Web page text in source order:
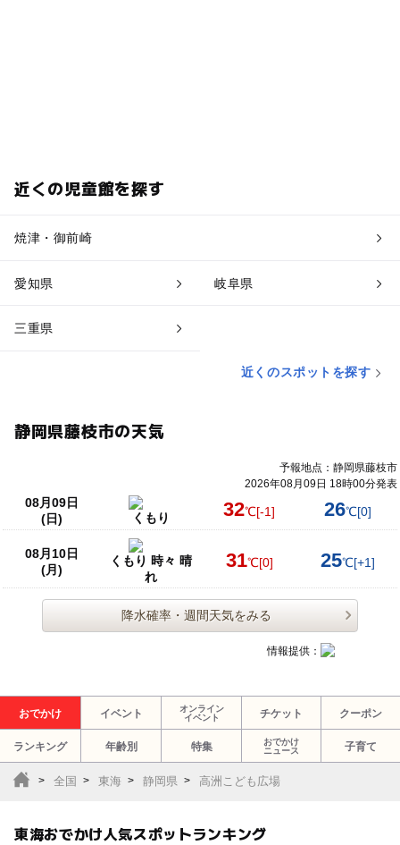
近くの児童館を探す
焼津・御前崎
愛知県 岐阜県
三重県
近くのスポットを探す
静岡県藤枝市の天気
予報地点：静岡県藤枝市
2026年08月09日 18時00分発表
08月09日
(日)
くもり 32℃[-1] 26℃[0]
08月10日
(月)
くもり 時々 晴
れ
31℃[0] 25℃[+1]
降水確率・週間天気をみる
情報提供：
おでかけ イベント
オンライン
イベント
チケット クーポン
ランキング 年齢別 特集
おでかけ
ニュース
子育て
全国 東海 静岡県 高洲こども広場
東海おでかけ人気スポットランキング